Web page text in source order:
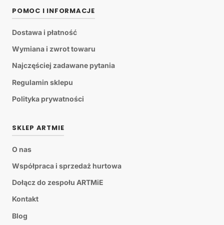
POMOC I INFORMACJE
Dostawa i płatność
Wymiana i zwrot towaru
Najczęściej zadawane pytania
Regulamin sklepu
Polityka prywatności
SKLEP ARTMIE
O nas
Współpraca i sprzedaż hurtowa
Dołącz do zespołu ARTMiE
Kontakt
Blog